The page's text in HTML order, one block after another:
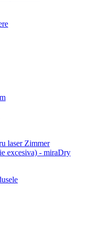
laser Zimmer
excesiva) - miraDry